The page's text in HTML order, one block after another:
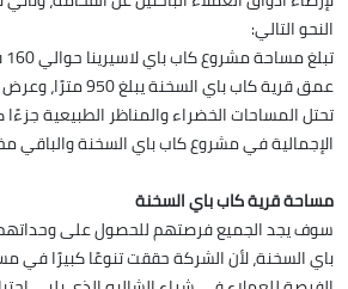
النحو التالي:
تبلغ مساحة مشروع كاب باي لاسيرينا حوالي 160 فدان.
عمق قرية كاب باي السخنة يبلغ 950 مترًا، وعرض الشاطئ 350 مترًا.
تحتل المساحات الخضراء والمناظر الطبيعية
الإجمالية في مشروع كاب باي السخنة والباقي
مساحة قرية كاب باي السخنة
سوف يجد الجميع فرصتهم للحصول على
باي السخنة، لأن الشركة حققت تنوعًا كبيرًا في